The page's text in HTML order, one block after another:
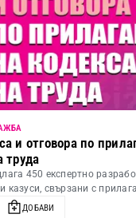
и отговора по
труда
450 експертно
казуси, свързани с
ДОБАВИ